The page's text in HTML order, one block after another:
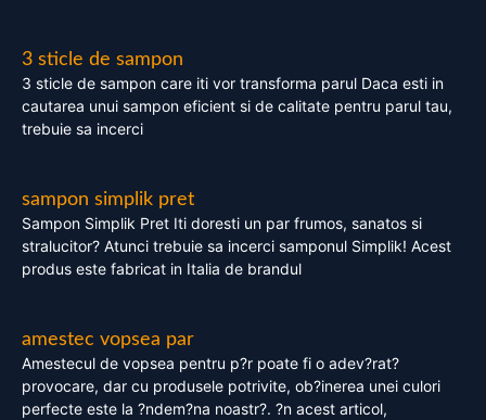
3 sticle de sampon
3 sticle de sampon care iti vor transforma parul Daca esti in
cautarea unui sampon eficient si de calitate pentru parul tau,
trebuie sa incerci
sampon simplik pret
Sampon Simplik Pret Iti doresti un par frumos, sanatos si
stralucitor? Atunci trebuie sa incerci samponul Simplik! Acest
produs este fabricat in Italia de brandul
amestec vopsea par
Amestecul de vopsea pentru p?r poate fi o adev?rat?
provocare, dar cu produsele potrivite, ob?inerea unei culori
perfecte este la ?ndem?na noastr?. ?n acest articol,